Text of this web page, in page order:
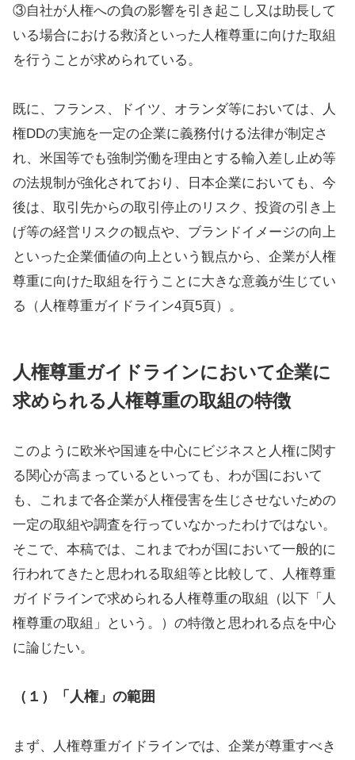
③自社が人権への負の影響を引き起こし又は助長して
いる場合における救済といった人権尊重に向けた取組
を行うことが求められている。
既に、フランス、ドイツ、オランダ等においては、人
権DDの実施を一定の企業に義務付ける法律が制定さ
れ、米国等でも強制労働を理由とする輸入差し止め等
の法規制が強化されており、日本企業においても、今
後は、取引先からの取引停止のリスク、投資の引き上
げ等の経営リスクの観点や、ブランドイメージの向上
といった企業価値の向上という観点から、企業が人権
尊重に向けた取組を行うことに大きな意義が生じてい
る（人権尊重ガイドライン4頁5頁）。
人権尊重ガイドラインにおいて企業に
求められる人権尊重の取組の特徴
このように欧米や国連を中心にビジネスと人権に関す
る関心が高まっているといっても、わが国において
も、これまで各企業が人権侵害を生じさせないための
一定の取組や調査を行っていなかったわけではない。
そこで、本稿では、これまでわが国において一般的に
行われてきたと思われる取組等と比較して、人権尊重
ガイドラインで求められる人権尊重の取組（以下「人
権尊重の取組」という。）の特徴と思われる点を中心
に論じたい。
（１）「人権」の範囲
まず、人権尊重ガイドラインでは、企業が尊重すべき